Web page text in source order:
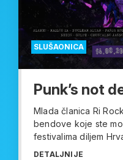
SLUŠAONICA
Punk’s not
Mlada članica Ri
bendove koje ste
festivalima diljem
DETALJNIJE